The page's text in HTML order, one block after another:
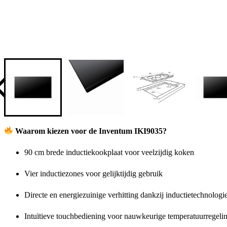
Waarom kiezen voor de Inventum IKI9035?
90 cm brede inductiekookplaat voor veelzijdig koken
Vier inductiezones voor gelijktijdig gebruik
Directe en energiezuinige verhitting dankzij
Intuïtieve touchbediening voor nauwkeurige